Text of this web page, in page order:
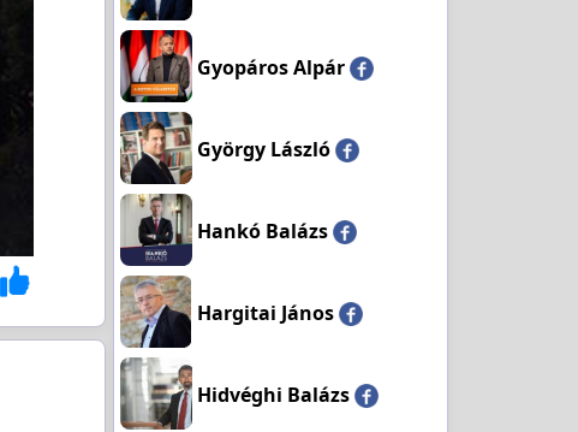
Gyopáros Alpár
György László
Hankó Balázs
Hargitai János
Hidvéghi Balázs